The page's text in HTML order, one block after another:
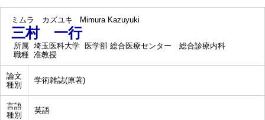
ミムラ カズユキ Mimura Kazuyuki
三村 一行
所属 埼玉医科大学 医学部 総合医療センター 総合診療内科
職種 准教授
論文
種別
学術雑誌(原著)
言語
種別
英語